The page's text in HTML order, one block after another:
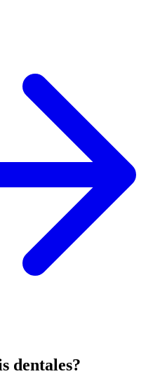
dentales?